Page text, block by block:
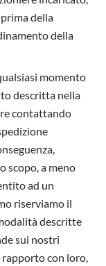
della
della
momento
descritta nella
contattando
scopo, a meno
ad un
riserviamo il
descritte
sui nostri
con loro,